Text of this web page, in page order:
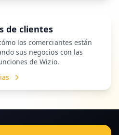
de clientes
los comerciantes están
sus negocios con las
de Wizio.